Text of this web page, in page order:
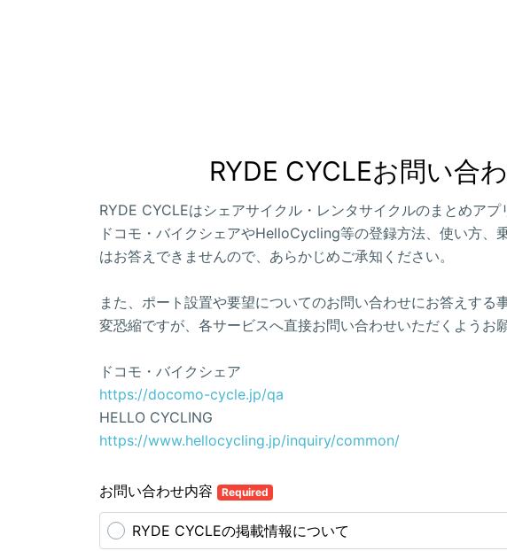
RYDE CYCLEお問い合
RYDE CYCLEはシェアサイクル・レンタサイクルのまとめアプ
ドコモ・バイクシェアやHelloCycling等の登録方法、使い方、
はお答えできませんので、あらかじめご承知ください。
また、ポート設置や要望についてのお問い合わせにお答えする
変恐縮ですが、各サービスへ直接お問い合わせいただくようお
ドコモ・バイクシェア
https://docomo-cycle.jp/qa
HELLO CYCLING
https://www.hellocycling.jp/inquiry/common/
お問い合わせ内容 Required
RYDE CYCLEの掲載情報について